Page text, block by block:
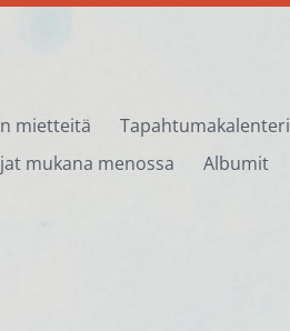
mietteitä Tapahtumakalenteri
mukana menossa Albumit